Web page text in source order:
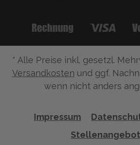
* Alle Preise inkl. gesetzl.
Versandkosten und ggf.
wenn nicht anders
Impressum